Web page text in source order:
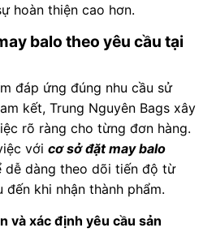
hoàn thiện cao hơn.
balo theo yêu cầu tại
đáp ứng đúng nhu cầu sử
kết, Trung Nguyên Bags xây
rõ ràng cho từng đơn hàng.
với cơ sở đặt may balo
dễ dàng theo dõi tiến độ từ
đến khi nhận thành phẩm.
và xác định yêu cầu sản